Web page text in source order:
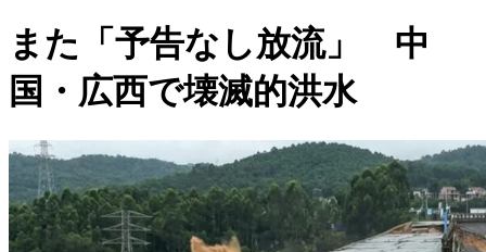
また「予告なし放流」 中
国・広西で壊滅的洪水